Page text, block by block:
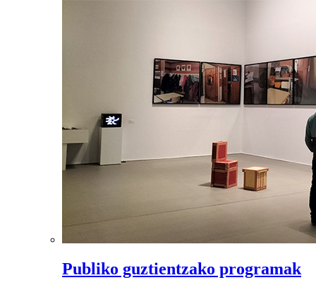
Publiko guztientzako programak